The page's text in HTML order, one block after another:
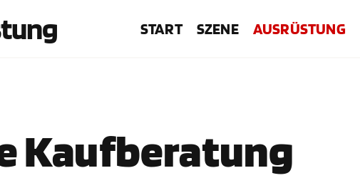
START SZENE AUSRÜSTUNG
Kaufberatung